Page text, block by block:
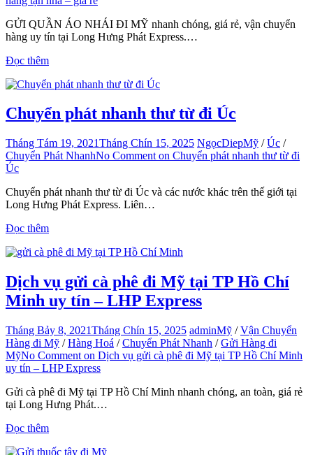
GỬI QUẦN ÁO NHÁI ĐI MỸ nhanh chóng, giá rẻ, vận chuyển
hàng uy tín tại Long Hưng Phát Express.…
Đọc thêm
Chuyển phát nhanh thư từ đi Úc
Tháng Tám 19, 2021Tháng Chín 15, 2025 NgọcDiepMỹ /Úc /
Chuyển Phát NhanhNo Comment on Chuyển phát nhanh thư từ đi
Úc
Chuyển phát nhanh thư từ đi Úc và các nước khác trên thế giới tại
Long Hưng Phát Express. Liên…
Đọc thêm
Dịch vụ gửi cà phê đi Mỹ tại TP Hồ Chí
Minh uy tín – LHP Express
Tháng Bảy 8, 2021Tháng Chín 15, 2025 adminMỹ /Vận Chuyển
Hàng đi Mỹ /Hàng Hoá /Chuyển Phát Nhanh /Gửi Hàng đi
MỹNo Comment on Dịch vụ gửi cà phê đi Mỹ tại TP Hồ Chí Minh
uy tín – LHP Express
Gửi cà phê đi Mỹ tại TP Hồ Chí Minh nhanh chóng, an toàn, giá rẻ
tại Long Hưng Phát.…
Đọc thêm